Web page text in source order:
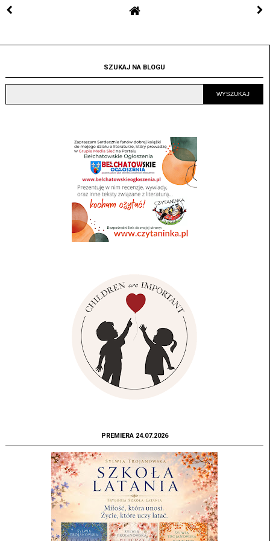
SZUKAJ NA BLOGU
PREMIERA 24.07.2026